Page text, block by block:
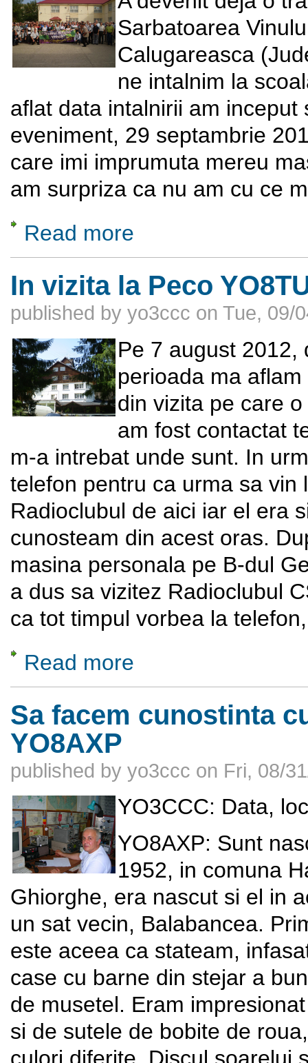
Sarbatoarea
Calugareasca
ne intalnim la
aflat data intalnirii am
eveniment, 29 septambrie
care imi imprumuta mereu
am surpriza ca nu am cu ce
Read more
In vizita la Peco
published by yo3ccc on Tue, 09/
Pe 7 august 2012,
perioada ma
din vizita pe care
am fost contactat
m-a intrebat unde sunt. In
telefon pentru ca urma sa vin
Radioclubul de aici iar el era
cunosteam din acest oras.
masina personala pe B-dul
a dus sa vizitez Radioclubul
ca tot timpul vorbea la
Read more
Sa facem cunostinta
YO8AXP
published by yo3ccc on Fri, 08/
YO3CCC: Data,
YO8AXP: Sunt
1952, in comuna
Ghiorghe, era nascut si el in
un sat vecin, Balabancea.
este aceea ca stateam,
case cu barne din stejar a
de musetel. Eram
si de sutele de bobite de
culori diferite. Discul soarelui